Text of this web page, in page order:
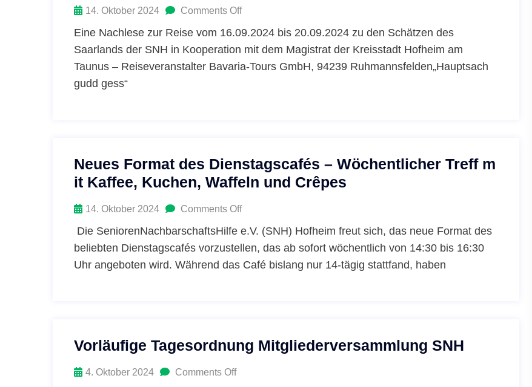
14. Oktober 2024 Comments Off
Eine Nachlese zur Reise vom 16.09.2024 bis 20.09.2024 zu den Schätzen des
Saarlands der SNH in Kooperation mit dem Magistrat der Kreisstadt Hofheim am
Taunus – Reiseveranstalter Bavaria-Tours GmbH, 94239 Ruhmannsfelden„Hauptsach
gudd gess“
Neues Format des Dienstagscafés – Wöchentlicher Treff m
it Kaffee, Kuchen, Waffeln und Crêpes
14. Oktober 2024 Comments Off
Die SeniorenNachbarschaftsHilfe e.V. (SNH) Hofheim freut sich, das neue Format des
beliebten Dienstagscafés vorzustellen, das ab sofort wöchentlich von 14:30 bis 16:30
Uhr angeboten wird. Während das Café bislang nur 14-tägig stattfand, haben
Vorläufige Tagesordnung Mitgliederversammlung SNH
4. Oktober 2024 Comments Off